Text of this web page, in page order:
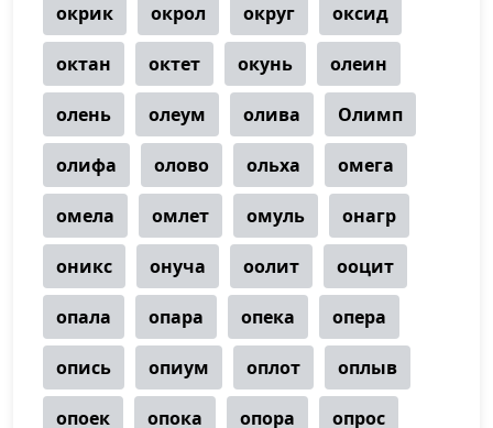
окрик окрол округ оксид
октан октет окунь олеин
олень олеум олива Олимп
олифа олово ольха омега
омела омлет омуль онагр
оникс онуча оолит ооцит
опала опара опека опера
опись опиум оплот оплыв
опоек опока опора опрос